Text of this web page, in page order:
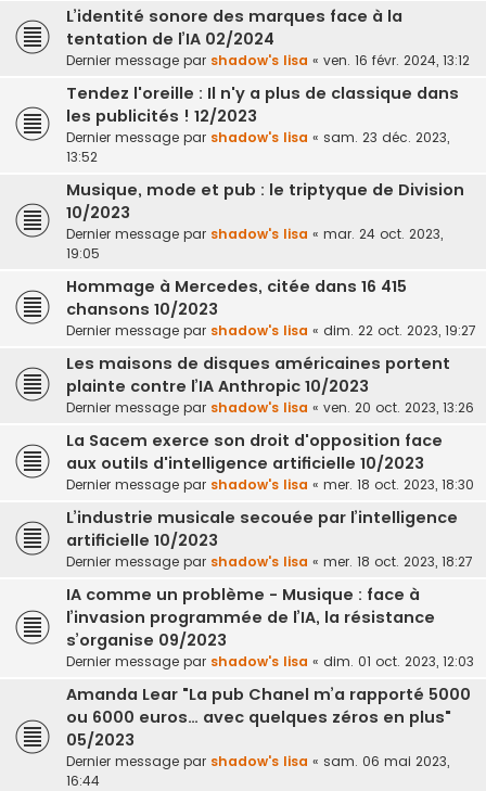
L’identité sonore des marques face à la
tentation de l’IA 02/2024
Dernier message par shadow's lisa « ven. 16 févr. 2024, 13:12
Tendez l'oreille : Il n'y a plus de classique dans
les publicités ! 12/2023
Dernier message par shadow's lisa « sam. 23 déc. 2023,
13:52
Musique, mode et pub : le triptyque de Division
10/2023
Dernier message par shadow's lisa « mar. 24 oct. 2023,
19:05
Hommage à Mercedes, citée dans 16 415
chansons 10/2023
Dernier message par shadow's lisa « dim. 22 oct. 2023, 19:27
Les maisons de disques américaines portent
plainte contre l’IA Anthropic 10/2023
Dernier message par shadow's lisa « ven. 20 oct. 2023, 13:26
La Sacem exerce son droit d'opposition face
aux outils d'intelligence artificielle 10/2023
Dernier message par shadow's lisa « mer. 18 oct. 2023, 18:30
L’industrie musicale secouée par l’intelligence
artificielle 10/2023
Dernier message par shadow's lisa « mer. 18 oct. 2023, 18:27
IA comme un problème - Musique : face à
l’invasion programmée de l’IA, la résistance
s’organise 09/2023
Dernier message par shadow's lisa « dim. 01 oct. 2023, 12:03
Amanda Lear "La pub Chanel m’a rapporté 5000
ou 6000 euros… avec quelques zéros en plus"
05/2023
Dernier message par shadow's lisa « sam. 06 mai 2023,
16:44